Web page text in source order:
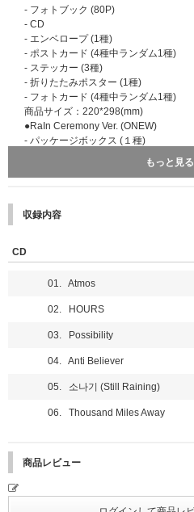
- フォトブック (80P)
- CD
- エンベロープ (1種)
- ポストカード (4種中ランダム1種)
- ステッカー (3種)
- 折りたたみポスター (1種)
- フォトカード (4種中ランダム1種)
商品サイズ：220*298(mm)
●RaIn Ceremony Ver. (ONEW)
- パッケージボックス (１種)
- 折りたたみポスター (1種)
●RaIn Ceremony Ver. (KEY)
- クリアスリーブ (1種)
- ステッカー (5種)
- フォトカード (4種中ランダム1種)
●RaIn Ceremony Ver. (MINHO)
- クリアスリーブ (1種)
- ステッカー (5種)
商品サイズ：135*190(mm)
もっと見る
収録内容
CD
01. Atmos
02. HOURS
03. Possibility
04. Anti Believer
05. 소나기 (Still Raining)
06. Thousand Miles Away
商品レビュー